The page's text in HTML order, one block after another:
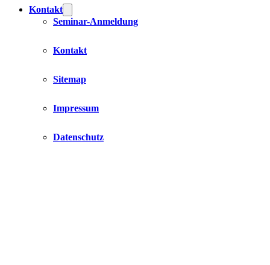
Kontakt
Seminar-Anmeldung
Kontakt
Sitemap
Impressum
Datenschutz